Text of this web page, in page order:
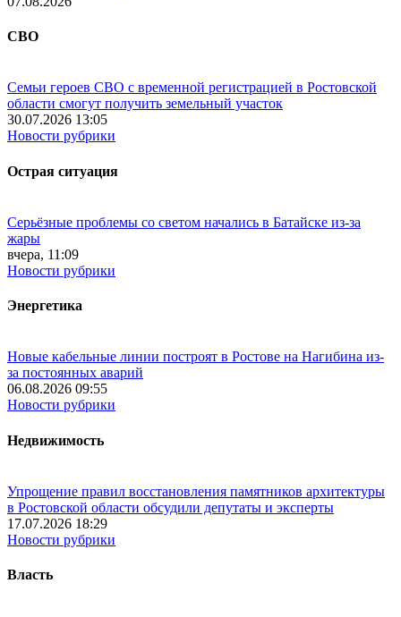
СВО
Семьи героев СВО с временной регистрацией в Ростовской
области смогут получить земельный участок
30.07.2026 13:05
Новости рубрики
Острая ситуация
Серьёзные проблемы со светом начались в Батайске из-за
жары
вчера, 11:09
Новости рубрики
Энергетика
Новые кабельные линии построят в Ростове на Нагибина из-
за постоянных аварий
06.08.2026 09:55
Новости рубрики
Недвижимость
Упрощение правил восстановления памятников архитектуры
в Ростовской области обсудили депутаты и эксперты
17.07.2026 18:29
Новости рубрики
Власть